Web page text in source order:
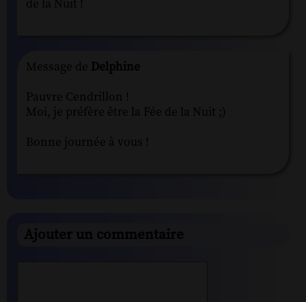
de la Nuit !
Message de Delphine
Pauvre Cendrillon !
Moi, je préfère être la Fée de la Nuit ;)
Bonne journée à vous !
Ajouter un commentaire